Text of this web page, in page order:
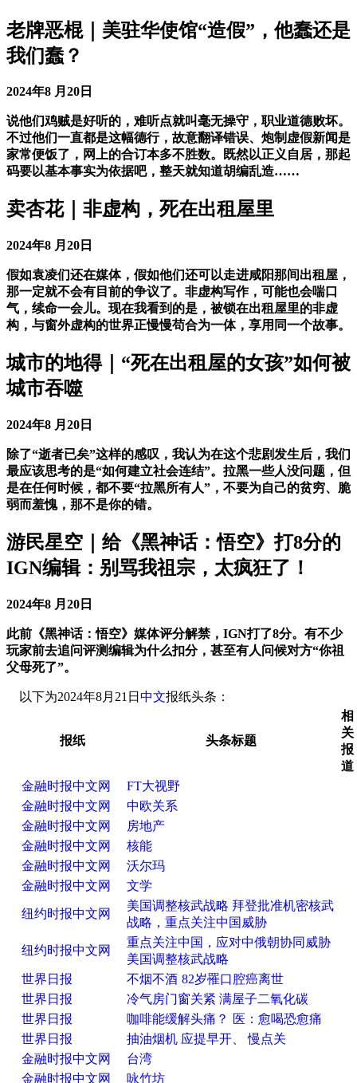
老牌恶棍｜美驻华使馆“造假”，他蠢还是
我们蠢？
2024年8 月20日
说他们鸡贼是好听的，难听点就叫毫无操守，职业道德败坏。
不过他们一直都是这幅德行，故意翻译错误、炮制虚假新闻是
家常便饭了，网上的合订本多不胜数。既然以正义自居，那起
码要以基本事实为依据吧，整天就知道胡编乱造……
卖杏花｜非虚构，死在出租屋里
2024年8 月20日
假如袁凌们还在媒体，假如他们还可以走进咸阳那间出租屋，
那一定就不会有目前的争议了。非虚构写作，可能也会喘口
气，续命一会儿。现在我看到的是，被锁在出租屋里的非虚
构，与窗外虚构的世界正慢慢苟合为一体，享用同一个故事。
城市的地得｜“死在出租屋的女孩”如何被
城市吞噬
2024年8 月20日
除了“逝者已矣”这样的感叹，我认为在这个悲剧发生后，我们
最应该思考的是“如何建立社会连结”。拉黑一些人没问题，但
是在任何时候，都不要“拉黑所有人”，不要为自己的贫穷、脆
弱而羞愧，那不是你的错。
游民星空｜给《黑神话：悟空》打8分的
IGN编辑：别骂我祖宗，太疯狂了！
2024年8 月20日
此前《黑神话：悟空》媒体评分解禁，IGN打了8分。有不少
玩家前去追问评测编辑为什么扣分，甚至有人问候对方“你祖
父母死了”。
以下为2024年8月21日 中文报纸头条：
报纸 头条标题
相
关
报
道
金融时报中文网
FT大视野
金融时报中文网
中欧关系
金融时报中文网
房地产
金融时报中文网
核能
金融时报中文网
沃尔玛
金融时报中文网
文学
纽约时报中文网
美国调整核武战略 拜登批准机密核武
战略，重点关注中国威胁
纽约时报中文网
重点关注中国，应对中俄朝协同威胁
美国调整核武战略
世界日报
不烟不酒 82岁罹口腔癌离世
世界日报
冷气房门窗关紧 满屋子二氧化碳
世界日报
咖啡能缓解头痛？ 医：愈喝恐愈痛
世界日报
抽油烟机 应提早开、 慢点关
金融时报中文网
台湾
金融时报中文网
咏竹坊